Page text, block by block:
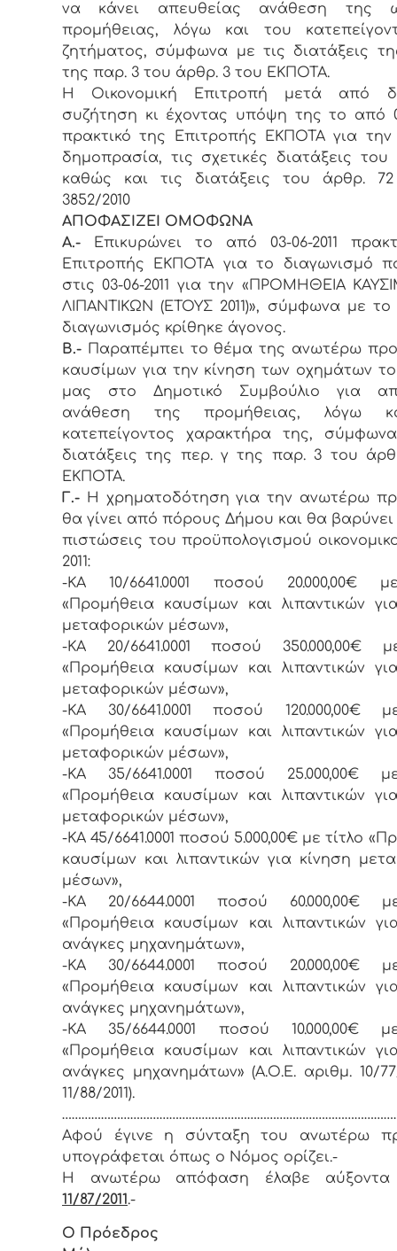
να κάνει απευθείας ανάθεση της
προμήθειας, λόγω και του
ζητήματος, σύμφωνα με τις διατάξεις
της παρ. 3 του άρθρ. 3 του ΕΚΠΟΤΑ.
Η Οικονομική Επιτροπή μετά από
συζήτηση κι έχοντας υπόψη της το από
πρακτικό της Επιτροπής ΕΚΠΟΤΑ για
δημοπρασία, τις σχετικές διατάξεις
καθώς και τις διατάξεις του άρθρ.
3852/2010
ΑΠΟΦΑΣΙΖΕΙ ΟΜΟΦΩΝΑ
Α.-
Επικυρώνει το από 03-06-2011
Επιτροπής ΕΚΠΟΤΑ για το διαγωνισμό
στις 03-06-2011 για την «ΠΡΟΜΗΘΕΙΑ
ΛΙΠΑΝΤΙΚΩΝ (ΕΤΟΥΣ 2011)», σύμφωνα με
διαγωνισμός κρίθηκε άγονος.
Β.- Παραπέμπει το θέμα της ανωτέρω
καυσίμων για την κίνηση των οχημάτων
μας στο Δημοτικό Συμβούλιο για
ανάθεση της προμήθειας, λόγω
κατεπείγοντος χαρακτήρα της,
διατάξεις της περ. γ της παρ. 3 του
ΕΚΠΟΤΑ.
Γ.- Η χρηματοδότηση για την ανωτέρω
θα γίνει από πόρους Δήμου και θα βαρύνει
πιστώσεις του προϋπολογισμού
2011:
-ΚΑ 10/6641.0001 ποσού 20.000,00€
«Προμήθεια καυσίμων και λιπαντικών
μεταφορικών μέσων»,
-ΚΑ 20/6641.0001 ποσού 350.000,00€
«Προμήθεια καυσίμων και λιπαντικών
μεταφορικών μέσων»,
-ΚΑ 30/6641.0001 ποσού 120.000,00€
«Προμήθεια καυσίμων και λιπαντικών
μεταφορικών μέσων»,
-ΚΑ 35/6641.0001 ποσού 25.000,00€
«Προμήθεια καυσίμων και λιπαντικών
μεταφορικών μέσων»,
-ΚΑ 45/6641.0001 ποσού 5.000,00€ με τίτλο
καυσίμων και λιπαντικών για κίνηση
μέσων»,
-ΚΑ 20/6644.0001 ποσού 60.000,00€
«Προμήθεια καυσίμων και λιπαντικών
ανάγκες μηχανημάτων»,
-ΚΑ 30/6644.0001 ποσού 20.000,00€
«Προμήθεια καυσίμων και λιπαντικών
ανάγκες μηχανημάτων»,
-ΚΑ 35/6644.0001 ποσού 10.000,00€
«Προμήθεια καυσίμων και λιπαντικών
ανάγκες μηχανημάτων» (Α.Ο.Ε. αριθμ. 10/77/
11/88/2011).
Αφoύ έγιvε η σύvταξη τoυ αvωτέρω
υπoγράφεται όπως o Νόμoς oρίζει.-
Η αvωτέρω απόφαση έλαβε αύξοντα
11/87/2011.-
Ο Πρόεδρoς